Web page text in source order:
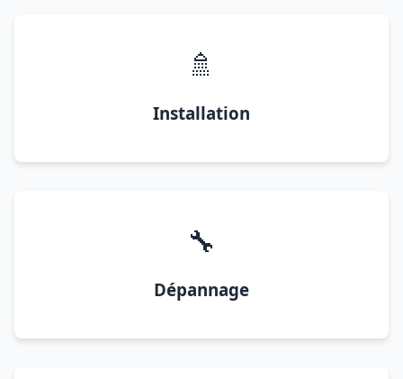
🚿
Installation
🔧
Dépannage